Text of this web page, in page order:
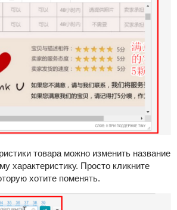
товара можно изменить название
характеристику. Просто кликните
хотите поменять.